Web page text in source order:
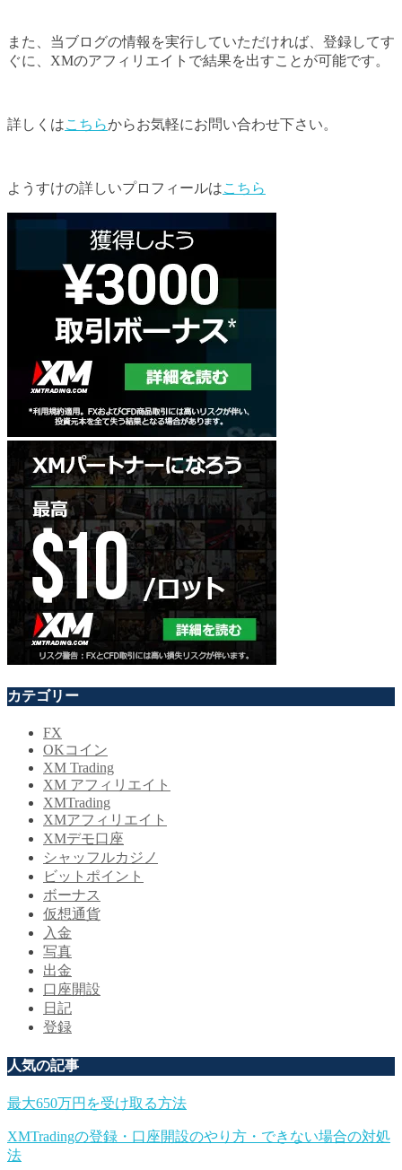
また、当ブログの情報を実行していただければ、登録してす
ぐに、XMのアフィリエイトで結果を出すことが可能です。
詳しくはこちらからお気軽にお問い合わせ下さい。
ようすけの詳しいプロフィールはこちら
カテゴリー
FX
OKコイン
XM Trading
XM アフィリエイト
XMTrading
XMアフィリエイト
XMデモ口座
シャッフルカジノ
ビットポイント
ボーナス
仮想通貨
入金
写真
出金
口座開設
日記
登録
人気の記事
最大650万円を受け取る方法
XMTradingの登録・口座開設のやり方・できない場合の対処
法